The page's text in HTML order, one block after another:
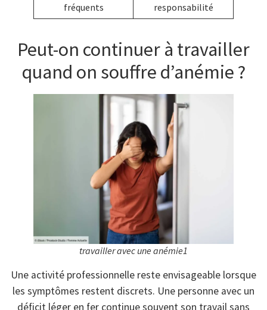
fréquents
responsabilité
Peut-on continuer à travailler
quand on souffre d’anémie ?
travailler avec une anémie1
Une activité professionnelle reste envisageable lorsque
les symptômes restent discrets. Une personne avec un
déficit léger en fer continue souvent son travail sans